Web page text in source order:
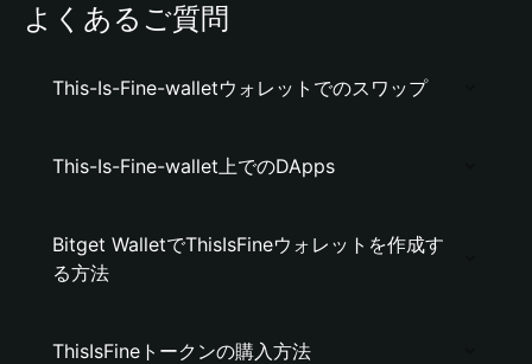
よくあるご質問
This-Is-Fine-walletウォレットでのスワップ
This-Is-Fine-wallet上でのDApps
Bitget WalletでThisIsFineウォレットを作成す
る方法
ThisIsFineトークンの購入方法